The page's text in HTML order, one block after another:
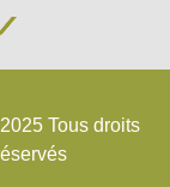
Tous droits